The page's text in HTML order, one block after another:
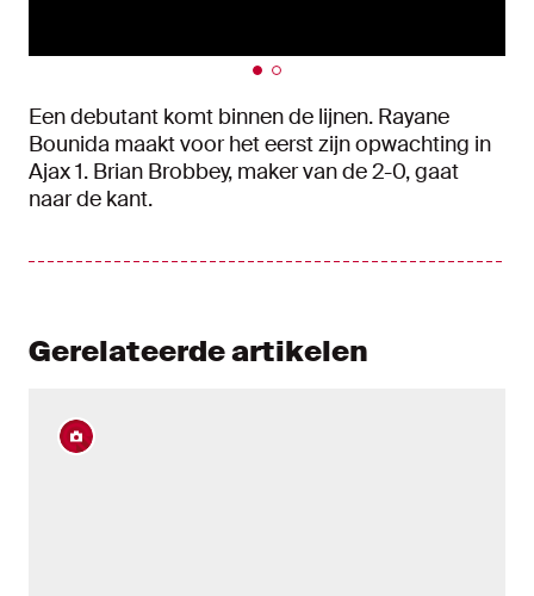
Een debutant komt binnen de lijnen. Rayane
Bounida maakt voor het eerst zijn opwachting in
Ajax 1. Brian Brobbey, maker van de 2-0, gaat
naar de kant.
Gerelateerde artikelen